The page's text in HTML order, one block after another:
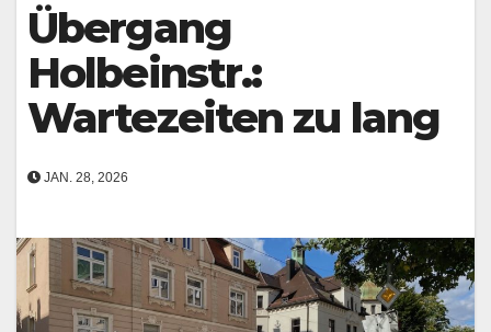
Übergang
Holbeinstr.:
Wartezeiten zu lang
JAN. 28, 2026